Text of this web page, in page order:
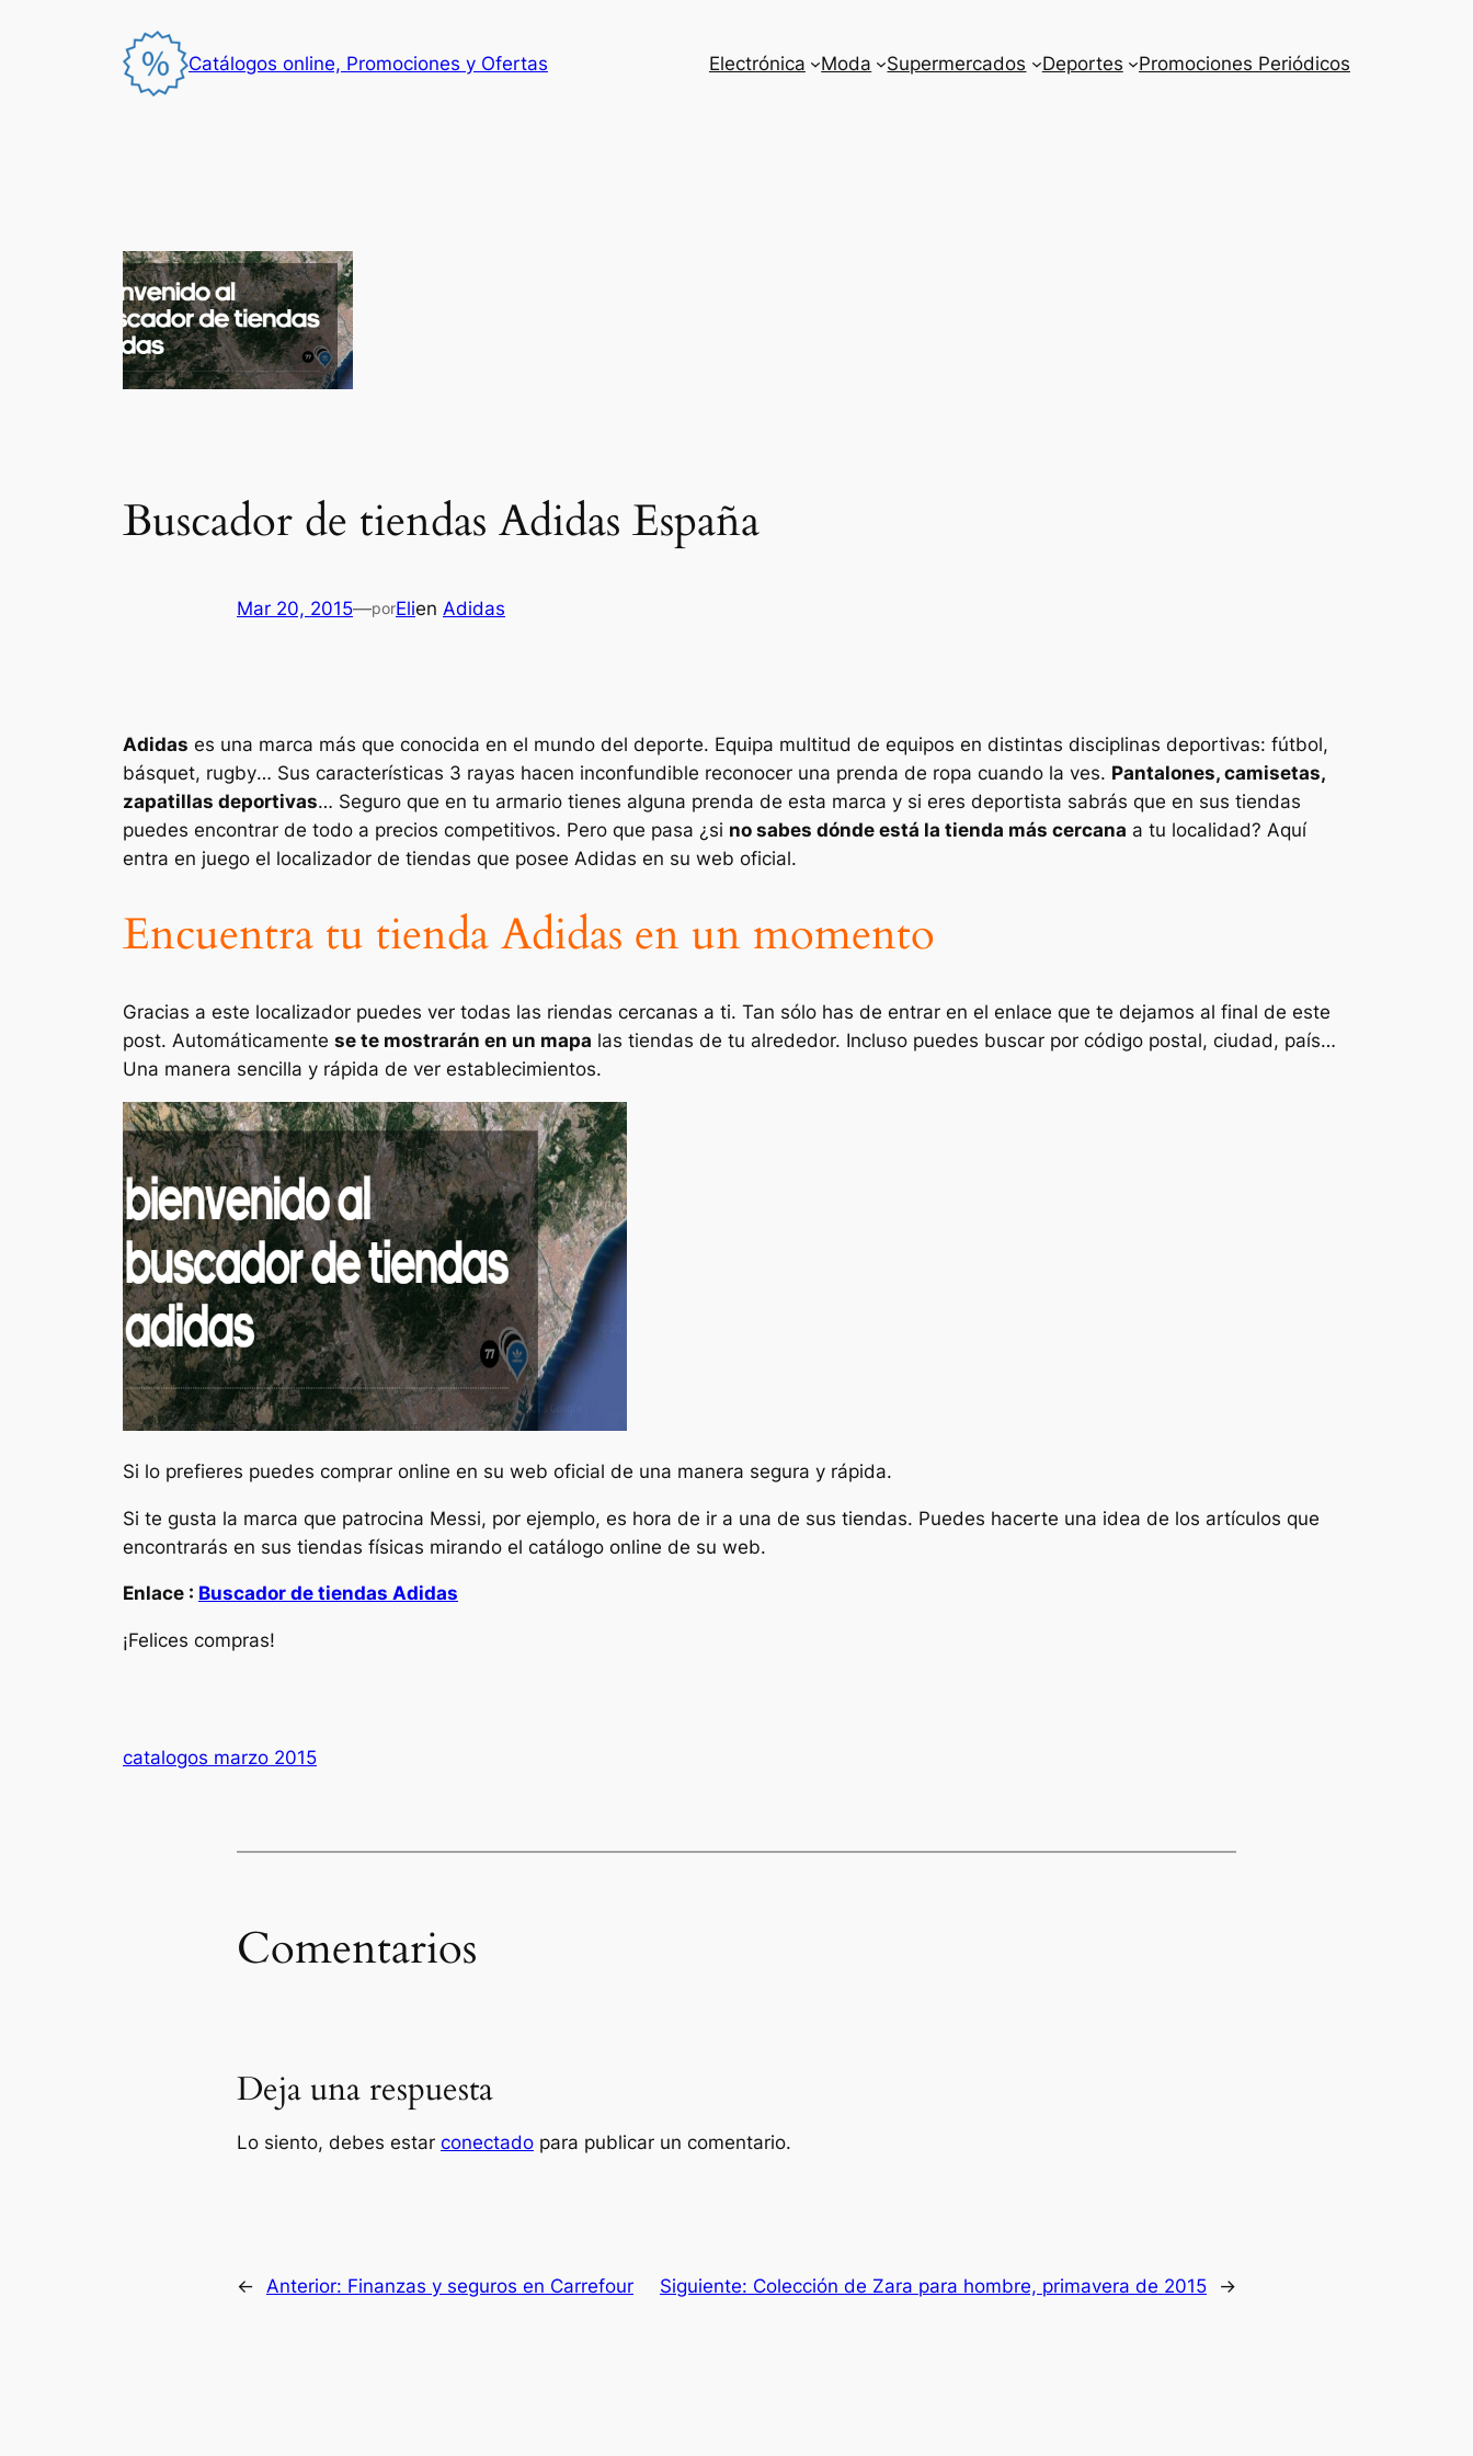
Catálogos online, Promociones y Ofertas Electrónica Moda Supermercados Deportes Promociones Periódicos
Buscador de tiendas Adidas España
Mar 20, 2015—porElien Adidas
Adidas es una marca más que conocida en el mundo del deporte. Equipa multitud de equipos en distintas disciplinas deportivas: fútbol,
básquet, rugby… Sus características 3 rayas hacen inconfundible reconocer una prenda de ropa cuando la ves. Pantalones, camisetas,
zapatillas deportivas… Seguro que en tu armario tienes alguna prenda de esta marca y si eres deportista sabrás que en sus tiendas
puedes encontrar de todo a precios competitivos. Pero que pasa ¿si no sabes dónde está la tienda más cercana a tu localidad? Aquí
entra en juego el localizador de tiendas que posee Adidas en su web oficial.
Encuentra tu tienda Adidas en un momento
Gracias a este localizador puedes ver todas las riendas cercanas a ti. Tan sólo has de entrar en el enlace que te dejamos al final de este
post. Automáticamente se te mostrarán en un mapa las tiendas de tu alrededor. Incluso puedes buscar por código postal, ciudad, país…
Una manera sencilla y rápida de ver establecimientos.
Si lo prefieres puedes comprar online en su web oficial de una manera segura y rápida.
Si te gusta la marca que patrocina Messi, por ejemplo, es hora de ir a una de sus tiendas. Puedes hacerte una idea de los artículos que
encontrarás en sus tiendas físicas mirando el catálogo online de su web.
Enlace : Buscador de tiendas Adidas
¡Felices compras!
catalogos marzo 2015
Comentarios
Deja una respuesta
Lo siento, debes estar conectado para publicar un comentario.
← Anterior: Finanzas y seguros en Carrefour Siguiente: Colección de Zara para hombre, primavera de 2015 →